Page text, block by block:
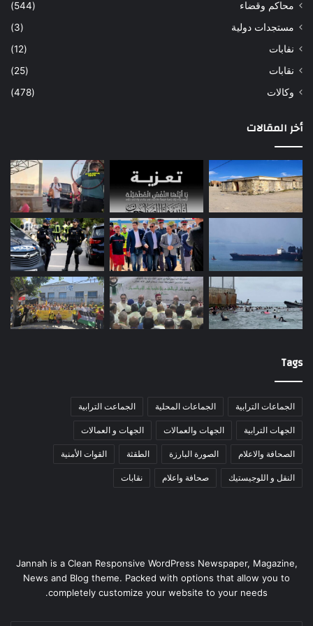
محاكم وقضاء
(544)
مستجدات دولية
(3)
نفابات
(12)
نقابات
(25)
وكالات
(478)
أخر المقالات
Tags
الجماعات الترابية الجماعات المحلية الجماعت الترابية
الجهات الترابية الجهات والعمالات الجهات و العمالات
الصحافة والاعلام الصورة البارزة الطقثة القوات الأمنية
النقل و اللوجيستيك صحافة واعلام نقابات
Jannah is a Clean Responsive WordPress Newspaper, Magazine,
News and Blog theme. Packed with options that allow you to
completely customize your website to your needs.